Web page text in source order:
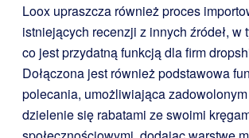
Loox upraszcza również proces
istniejących recenzji z innych źródeł, w
co jest przydatną funkcją dla firm
Dołączona jest również podstawowa
polecania, umożliwiająca
dzielenie się rabatami ze swoimi